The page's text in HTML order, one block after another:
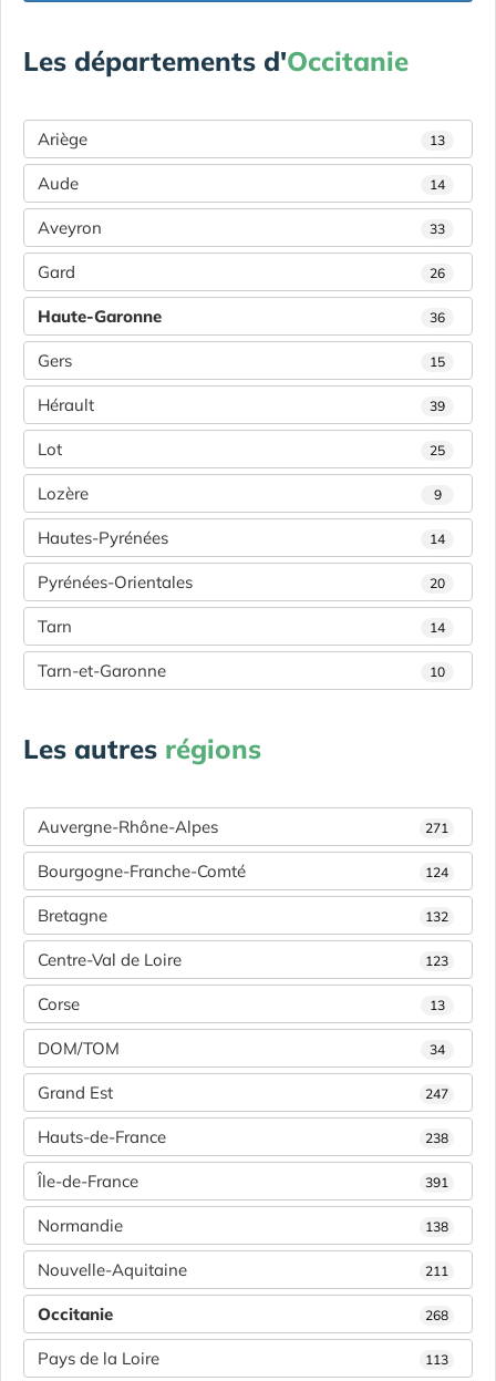
Les départements d'Occitanie
Ariège 13
Aude 14
Aveyron 33
Gard 26
Haute-Garonne 36
Gers 15
Hérault 39
Lot 25
Lozère 9
Hautes-Pyrénées 14
Pyrénées-Orientales 20
Tarn 14
Tarn-et-Garonne 10
Les autres régions
Auvergne-Rhône-Alpes 271
Bourgogne-Franche-Comté 124
Bretagne 132
Centre-Val de Loire 123
Corse 13
DOM/TOM 34
Grand Est 247
Hauts-de-France 238
Île-de-France 391
Normandie 138
Nouvelle-Aquitaine 211
Occitanie 268
Pays de la Loire 113